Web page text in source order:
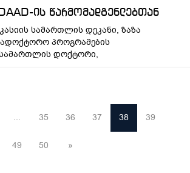
ის წარმომადგენლებთან
სამართლის დეკანი, ზაზა
პროგრამების
დოქტორი,
... 35 36 37 38 39
49 50 »